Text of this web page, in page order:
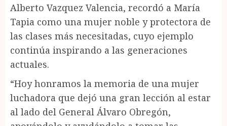
Alberto Vazquez Valencia, recordó a María
Tapia como una mujer noble y protectora de
las clases más necesitadas, cuyo ejemplo
continúa inspirando a las generaciones
actuales.
“Hoy honramos la memoria de una mujer
luchadora que dejó una gran lección al estar
al lado del General Álvaro Obregón,